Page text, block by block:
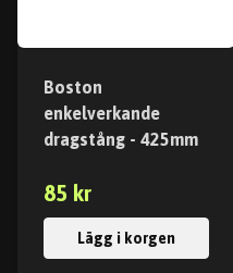
Boston
enkelverkande
dragstång - 425mm
85 kr
Lägg i korgen